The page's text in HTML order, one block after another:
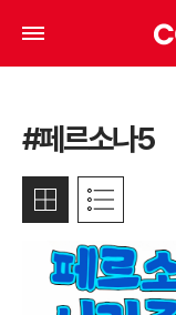
#페르소나5